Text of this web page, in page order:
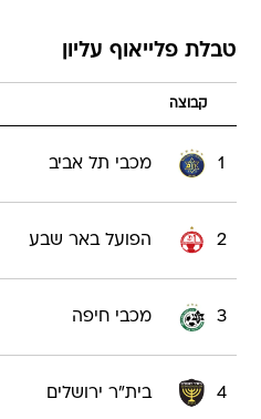
טבלת פלייאוף עליון
קבוצה
1 מכבי תל אביב
2 הפועל באר שבע
3 מכבי חיפה
4 בית"ר ירושלים